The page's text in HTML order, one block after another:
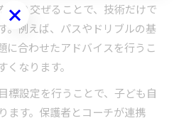
織り交ぜることで、技術だけで
。例えば、パスやドリブルの基
に合わせたアドバイスを行うこ
なります。
標設定を行うことで、子ども自
ます。保護者とコーチが連携
わせはこちら